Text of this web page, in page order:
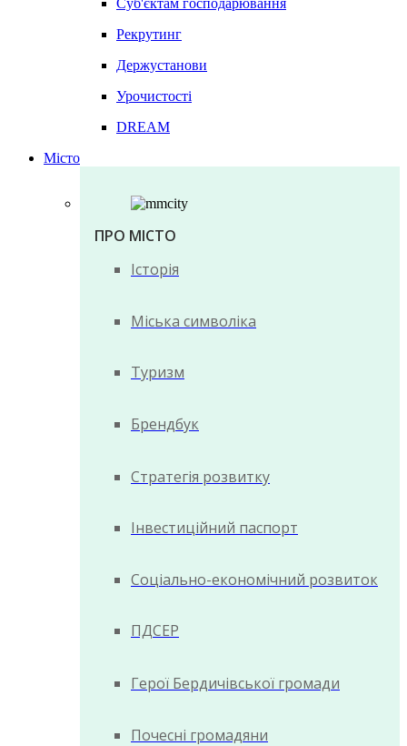
Суб'єктам господарювання
Рекрутинг
Держустанови
Урочистості
DREAM
Місто
ПРО МІСТО
Історія
Міська символіка
Туризм
Брендбук
Стратегія розвитку
Інвестиційний паспорт
Соціально-економічний розвиток
ПДСЕР
Герої Бердичівської громади
Почесні громадяни